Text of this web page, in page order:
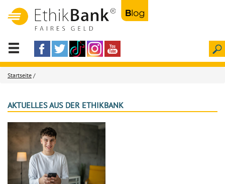
Startseite /
AKTUELLES AUS DER ETHIKBANK